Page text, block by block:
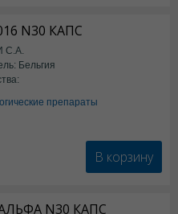
N30 КАПС
С.А.
Бельгия
препараты
В корзину
N30 КАПС